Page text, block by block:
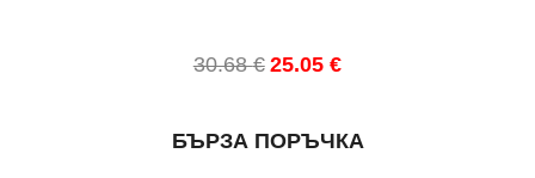
30.68€
Original
30.68 €.
25.05€
Текущата
25.05 €.
БЪРЗА ПОРЪЧКА